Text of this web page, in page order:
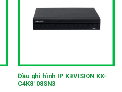
Đầu ghi hình IP KBVISION KX-
C4K8108SN3